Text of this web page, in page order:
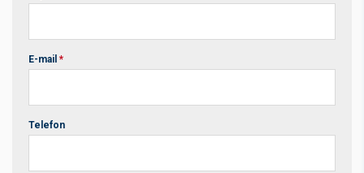
E-mail *
Telefon